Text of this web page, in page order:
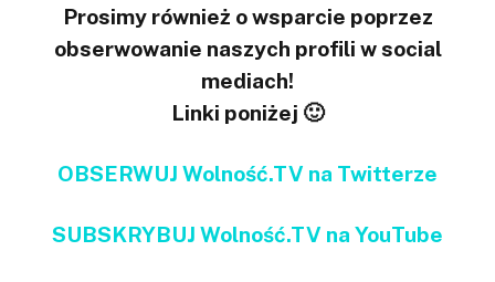
Prosimy również o wsparcie poprzez
obserwowanie naszych profili w social
mediach!
Linki poniżej 🙂
OBSERWUJ Wolność.TV na Twitterze
SUBSKRYBUJ Wolność.TV na YouTube